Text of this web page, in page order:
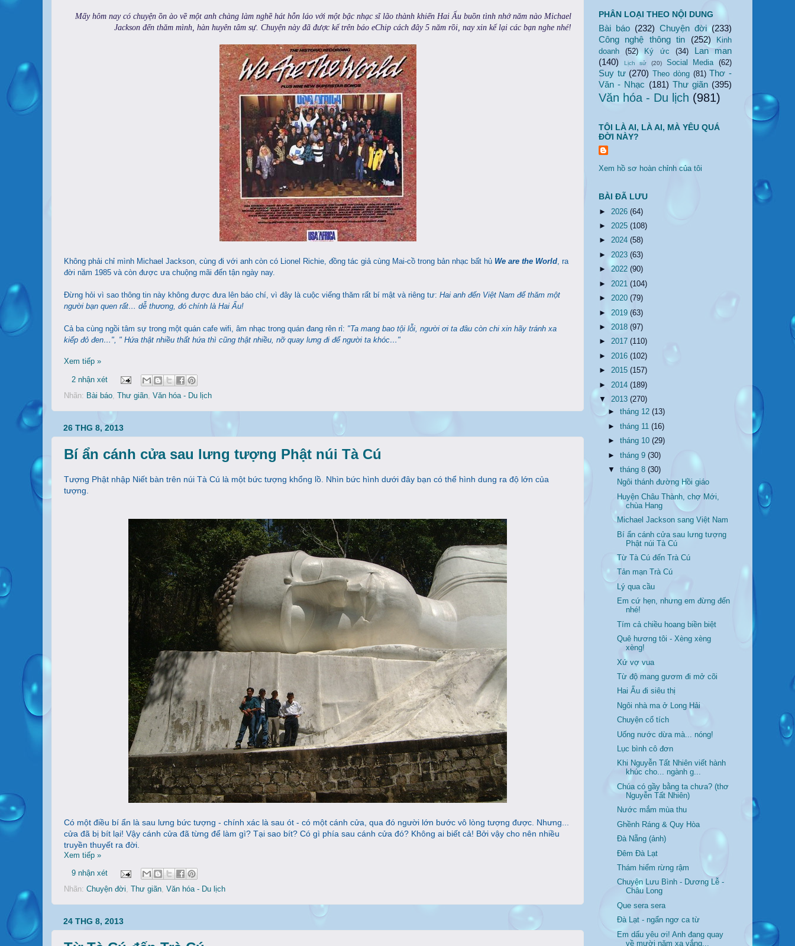
Mấy hôm nay có chuyện ồn ào về một anh chàng làm nghề hát hỗn láo với một bậc nhạc sĩ lão thành khiến Hai Ẩu buồn tình nhớ năm nào Michael
Jackson đến thăm mình, hàn huyên tâm sự. Chuyện này đã được kể trên báo eChip cách đây 5 năm rồi, nay xin kể lại các bạn nghe nhé!
Không phải chỉ mình Michael Jackson, cùng đi với anh còn có Lionel Richie, đồng tác giả cùng Mai-cồ trong bản nhạc bất hủ We are the World, ra
đời năm 1985 và còn được ưa chuộng mãi đến tận ngày nay.
Đừng hỏi vì sao thông tin này không được đưa lên báo chí, vì đây là cuộc viếng thăm rất bí mật và riêng tư: Hai anh đến Việt Nam để thăm một
người bạn quen rất… dễ thương, đó chính là Hai Ẩu!
Cả ba cùng ngồi tâm sự trong một quán cafe wifi, âm nhạc trong quán đang rên rỉ: "Ta mang bao tội lỗi, người ơi ta đâu còn chi xin hãy tránh xa
kiếp đỏ đen…", " Hứa thật nhiều thất hứa thì cũng thật nhiều, nỡ quay lưng đi để người ta khóc…"
Xem tiếp »
2 nhận xét
Nhãn: Bài báo Thư giãn Văn hóa - Du lịch
26 THG 8, 2013
Bí ẩn cánh cửa sau lưng tượng Phật núi Tà Cú
Tượng Phật nhập Niết bàn trên núi Tà Cú là một bức tượng khổng lồ. Nhìn bức hình dưới đây bạn có thể hình dung ra độ lớn của
tượng.
Có một điều bí ẩn là sau lưng bức tượng - chính xác là sau ót - có một cánh cửa, qua đó người lớn bước vô lòng tượng được. Nhưng...
cửa đã bị bít lại! Vậy cánh cửa đã từng để làm gì? Tại sao bít? Có gì phía sau cánh cửa đó? Không ai biết cả! Bởi vậy cho nên nhiều
truyền thuyết ra đời.
Xem tiếp »
9 nhận xét
Nhãn: Chuyện đời, Thư giãn, Văn hóa - Du lịch
24 THG 8, 2013
PHÂN LOẠI THEO NỘI DUNG
Bài báo (232) Chuyện đời (233)
Công nghệ thông tin
(252)
Kinh
doanh
(52) Ký ức (34)
Lan man
(140)
Lịch sử (20) Social Media (62)
Suy tư (270) Theo dòng (81) Thơ -
Văn - Nhạc (181) Thư giãn (395)
Văn hóa - Du lịch (981)
TÔI LÀ AI, LÀ AI, MÀ YÊU QUÁ
ĐỜI NÀY?
Xem hồ sơ hoàn chỉnh của tôi
BÀI ĐÃ LƯU
► 2026 (64)
► 2025 (108)
► 2024 (58)
► 2023 (63)
► 2022 (90)
► 2021 (104)
► 2020 (79)
► 2019 (63)
► 2018 (97)
► 2017 (110)
► 2016 (102)
► 2015 (157)
► 2014 (189)
▼ 2013 (270)
►tháng 12(13)
►tháng 11(16)
►tháng 10(29)
►tháng 9(30)
▼tháng 8(30)
Ngôi thánh đường Hồi giáo
Huyện Châu Thành, chợ Mới,
chùa Hang
Michael Jackson sang Việt Nam
Bí ẩn cánh cửa sau lưng tượng
Phật núi Tà Cú
Từ Tà Cú đến Trà Cú
Tản mạn Trà Cú
Lý qua cầu
Em cứ hẹn, nhưng em đừng đến
nhé!
Tím cả chiều hoang biền biệt
Quê hương tôi - Xèng xèng
xèng!
Xứ vợ vua
Từ độ mang gươm đi mở cõi
Hai Ẩu đi siêu thị
Ngôi nhà ma ở Long Hải
Chuyện cổ tích
Uống nước dừa mà... nóng!
Lục bình cô đơn
Khi Nguyễn Tất Nhiên viết hành
khúc cho... ngành g...
Chúa có gầy bằng ta chưa? (thơ
Nguyễn Tất Nhiên)
Nước mắm mùa thu
Ghềnh Ráng & Quy Hòa
Đà Nẵng (ảnh)
Đêm Đà Lạt
Thám hiểm rừng rậm
Chuyện Lưu Bình - Dương Lễ -
Châu Long
Que sera sera
Đà Lạt - ngẩn ngơ ca từ
Em dấu yêu ơi! Anh đang quay
về mười năm xa vắng...